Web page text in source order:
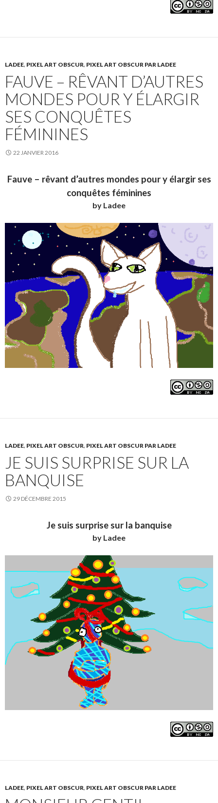
LADEE, PIXEL ART OBSCUR, PIXEL ART OBSCUR PAR LADEE
FAUVE – RÊVANT D’AUTRES
MONDES POUR Y ÉLARGIR
SES CONQUÊTES
FÉMININES
22 JANVIER 2016
Fauve – rêvant d’autres mondes pour y élargir ses
conquêtes féminines
by Ladee
LADEE, PIXEL ART OBSCUR, PIXEL ART OBSCUR PAR LADEE
JE SUIS SURPRISE SUR LA
BANQUISE
29 DÉCEMBRE 2015
Je suis surprise sur la banquise
by Ladee
LADEE, PIXEL ART OBSCUR, PIXEL ART OBSCUR PAR LADEE